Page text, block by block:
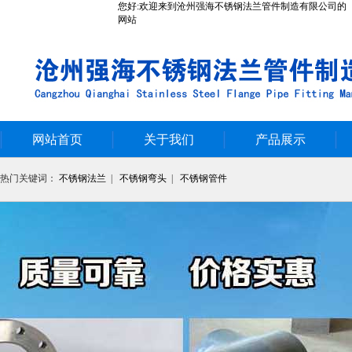
您好:欢迎来到沧州强海不锈钢法兰管件制造有限公司的
网站
网站首页 关于我们 产品展示
热门关键词： 不锈钢法兰 不锈钢弯头 不锈钢管件